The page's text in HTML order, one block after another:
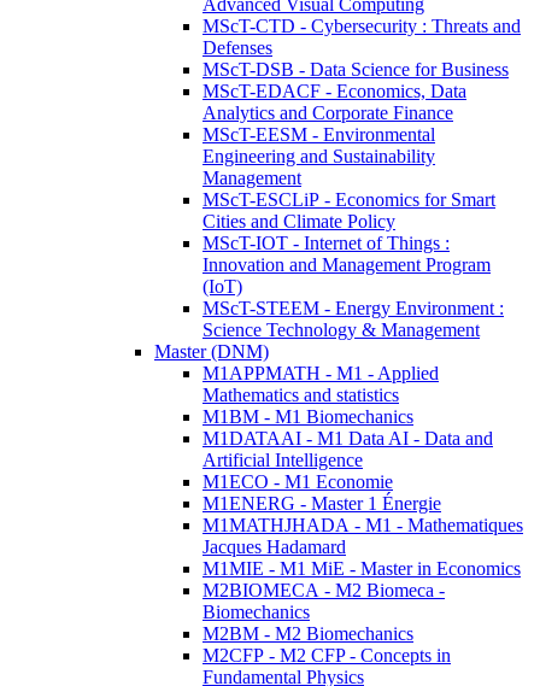
Advanced Visual Computing
MScT-CTD - Cybersecurity : Threats and
Defenses
MScT-DSB - Data Science for Business
MScT-EDACF - Economics, Data
Analytics and Corporate Finance
MScT-EESM - Environmental
Engineering and Sustainability
Management
MScT-ESCLiP - Economics for Smart
Cities and Climate Policy
MScT-IOT - Internet of Things :
Innovation and Management Program
(IoT)
MScT-STEEM - Energy Environment :
Science Technology & Management
Master (DNM)
M1APPMATH - M1 - Applied
Mathematics and statistics
M1BM - M1 Biomechanics
M1DATAAI - M1 Data AI - Data and
Artificial Intelligence
M1ECO - M1 Economie
M1ENERG - Master 1 Énergie
M1MATHJHADA - M1 - Mathematiques
Jacques Hadamard
M1MIE - M1 MiE - Master in Economics
M2BIOMECA - M2 Biomeca -
Biomechanics
M2BM - M2 Biomechanics
M2CFP - M2 CFP - Concepts in
Fundamental Physics